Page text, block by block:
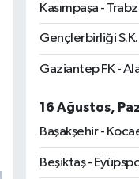
Kasımpaşa -
Gençlerbirliği
Gaziantep FK -
16 Ağustos,
Başakşehir -
Beşiktaş -